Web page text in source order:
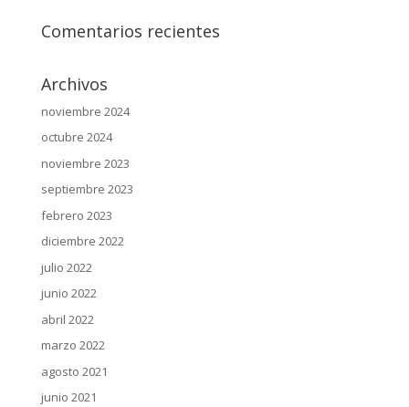
Comentarios recientes
Archivos
noviembre 2024
octubre 2024
noviembre 2023
septiembre 2023
febrero 2023
diciembre 2022
julio 2022
junio 2022
abril 2022
marzo 2022
agosto 2021
junio 2021